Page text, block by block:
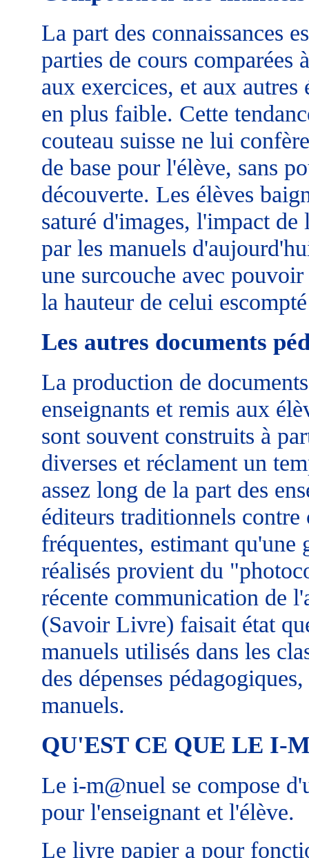
La part des connaissances
parties de cours
aux exercices, et aux autres
en plus faible. Cette
couteau suisse ne lui
de base pour l'élève, sans
découverte. Les élèves
saturé d'images, l'impact
par les manuels
une surcouche avec
la hauteur de celui
Les autres documents
La production de
enseignants et remis aux
sont souvent construits à
diverses et réclament un
assez long de la part des
éditeurs traditionnels contre
fréquentes, estimant qu'une
réalisés provient du
récente communication de
(Savoir Livre) faisait état
manuels utilisés dans les
des dépenses
manuels.
QU'EST CE QUE LE I-
Le i-m@nuel se compose
pour l'enseignant et l'élève.
Le livre papier a pour